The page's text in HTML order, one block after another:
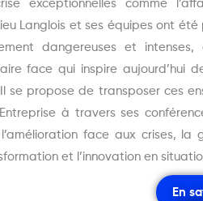
exceptionnelles comme
Langlois et ses équipes ont
dangereuses et
face qui inspire aujourd’hui
se propose de transposer ces
à travers ses
face aux crises, la
et l’innovation en
En